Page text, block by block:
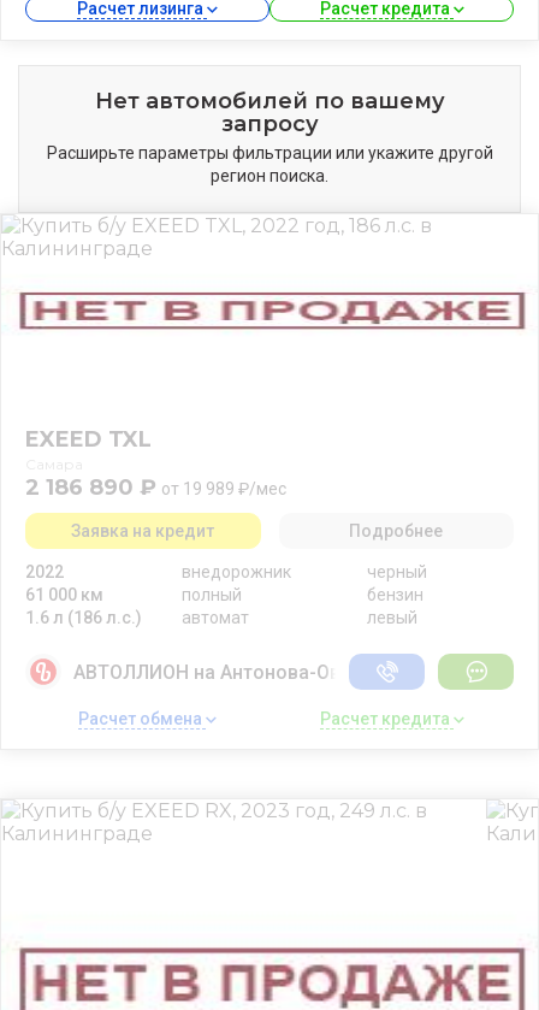
Расчет лизинга Расчет кредита
Нет автомобилей по вашему
запросу
Расширьте параметры фильтрации или укажите другой
регион поиска.
EXEED TXL
Самара
2 186 890 ₽ от 19 989 ₽/мес
2022
61 000 км
1.6 л (186 л.с.)
внедорожник
полный
автомат
черный
бензин
левый
Заявка на кредит Подробнее
АВТОЛЛИОН на Антонова-Овсеенко
Расчет обмена Расчет кредита